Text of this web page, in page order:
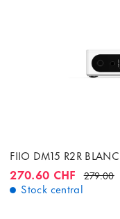
FIIO DM15 R2R BLANC
270.60 CHF 279.00
Stock central